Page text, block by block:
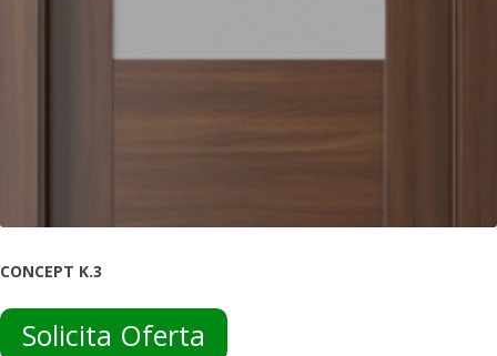
CONCEPT K.3
Solicita Oferta